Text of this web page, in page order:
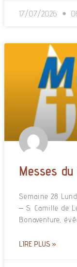
17/07/2026
Messes du
Semaine 28
– S. Camille de
Bonaventure,
LIRE PLUS »